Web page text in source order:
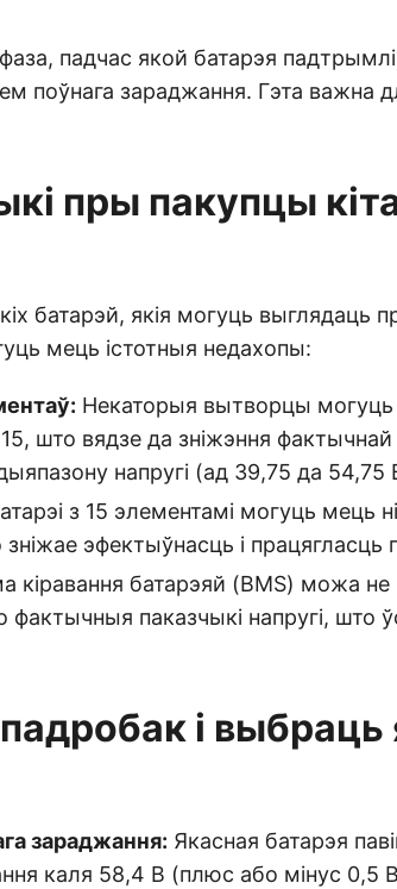
падчас якой батарэя
поўнага зараджання. Гэта важна
пры пакупцы
батарэй, якія могуць выглядаць
мець істотныя недахопы:
Некаторыя вытворцы
што вядзе да зніжэння фактычнай
напругі (ад 39,75 да 54,75
з 15 элементамі могуць мець
эфектыўнасць і працягласць
кіравання батарэяй (BMS) можа не
фактычныя паказчыкі напругі, што
і
зараджання: Якасная батарэя
каля 58,4 В (плюс або мінус 0,5